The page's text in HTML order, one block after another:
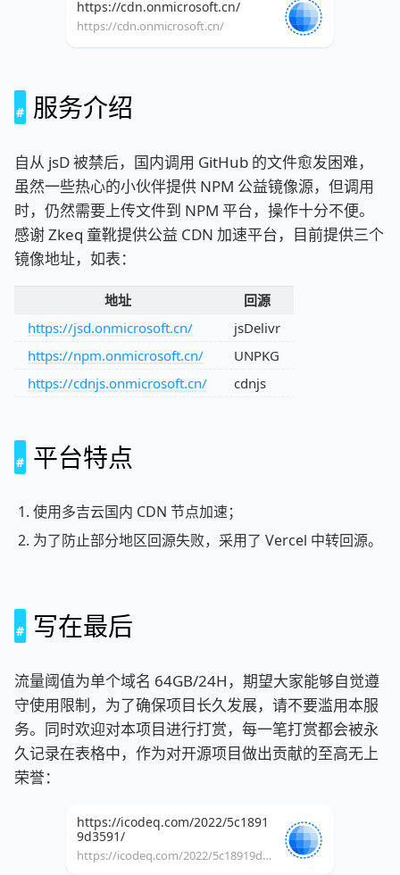
https://cdn.onmicrosoft.cn/
https://cdn.onmicrosoft.cn/
服务介绍
自从 jsD 被禁后，国内调用 GitHub 的文件愈发困难，
虽然一些热心的小伙伴提供 NPM 公益镜像源，但调用
时，仍然需要上传文件到 NPM 平台，操作十分不便。
感谢 Zkeq 童靴提供公益 CDN 加速平台，目前提供三个
镜像地址，如表：
地址
回源
https://jsd.onmicrosoft.cn/
jsDelivr
https://npm.onmicrosoft.cn/
UNPKG
https://cdnjs.onmicrosoft.cn/
cdnjs
平台特点
使用多吉云国内 CDN 节点加速；
为了防止部分地区回源失败，采用了 Vercel 中转回源。
写在最后
流量阈值为单个域名 64GB/24H，期望大家能够自觉遵
守使用限制，为了确保项目长久发展，请不要滥用本服
务。同时欢迎对本项目进行打赏，每一笔打赏都会被永
久记录在表格中，作为对开源项目做出贡献的至高无上
荣誉：
https://icodeq.com/2022/5c1891
9d3591/
https://icodeq.com/2022/5c18919d3591/